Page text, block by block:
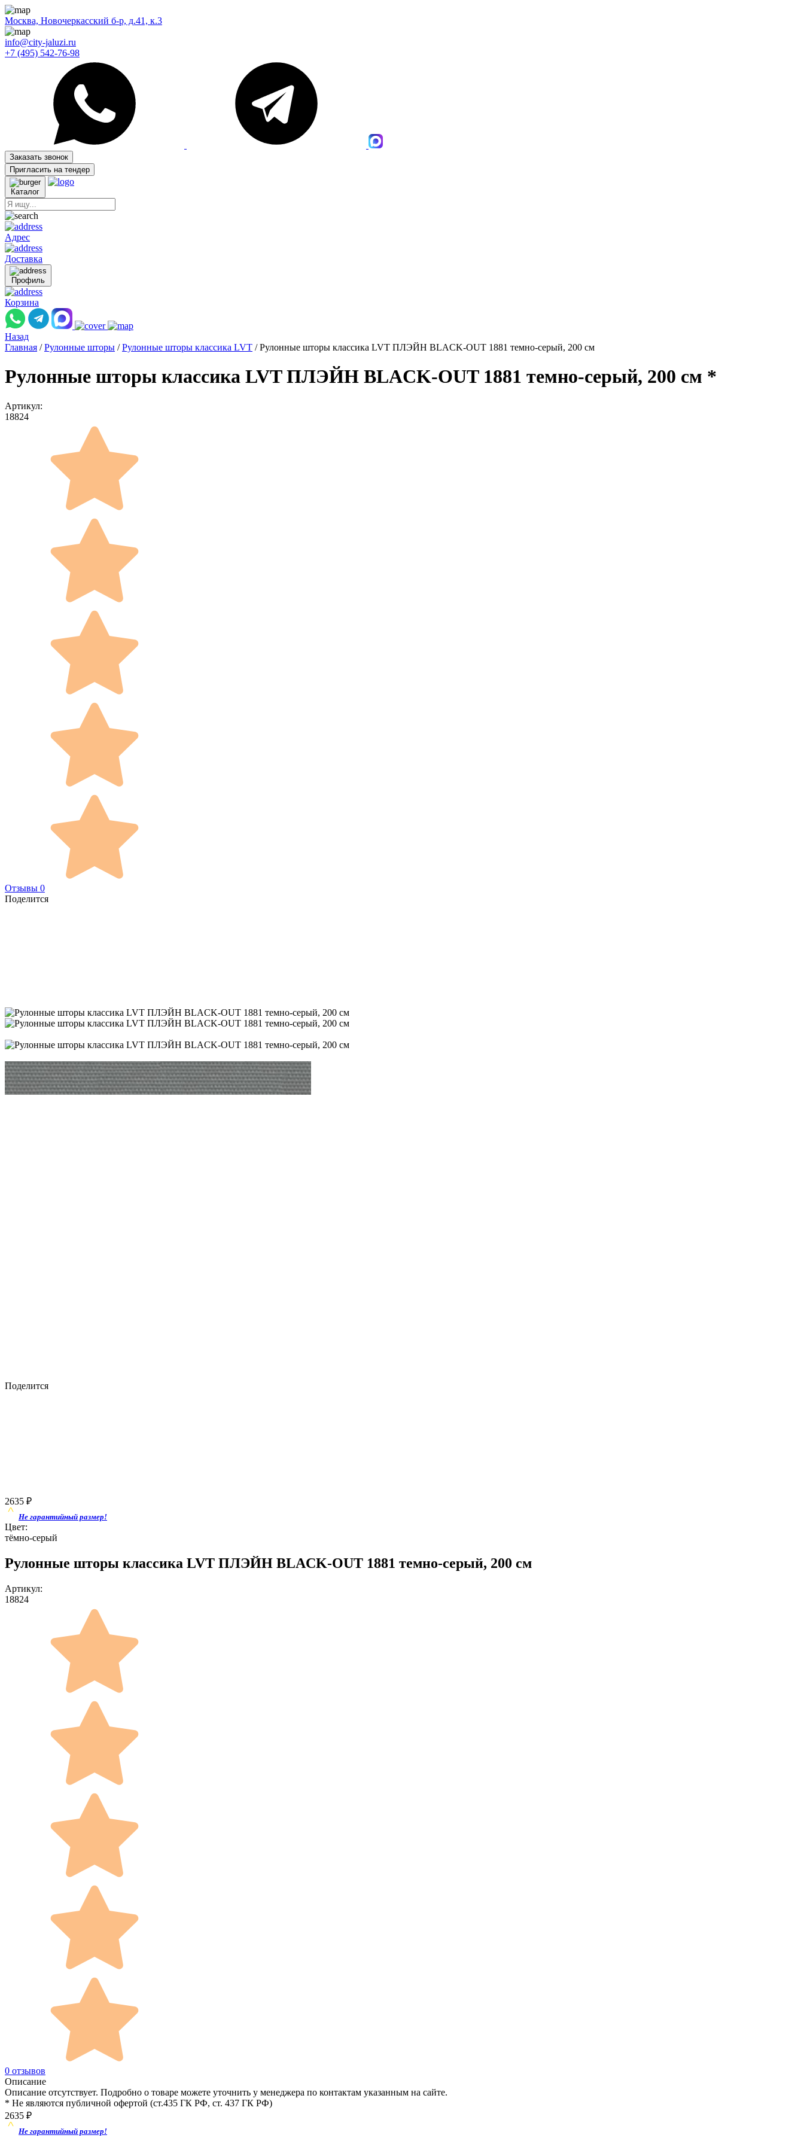
Москва, Новочеркасский б-р, д.41, к.3
info@city-jaluzi.ru
+7 (495) 542-76-98
Заказать звонок
Пригласить на тендер
Каталог
Адрес
Доставка
Профиль
Корзина
Назад
Главная / Рулонные шторы / Рулонные шторы классика LVT / Рулонные шторы классика LVT ПЛЭЙН BLACK-OUT 1881 темно-серый, 200 см
Рулонные шторы классика LVT ПЛЭЙН BLACK-OUT 1881 темно-серый, 200 см *
Артикул:
18824
Отзывы 0
Поделится
Поделится
2635 ₽
Не гарантийный размер!
Цвет:
тёмно-серый
Рулонные шторы классика LVT ПЛЭЙН BLACK-OUT 1881 темно-серый, 200 см
Артикул:
18824
0 отзывов
Описание
Описание отсутствует. Подробно о товаре можете уточнить у менеджера по контактам указанным на сайте.
* Не являются публичной офертой (ст.435 ГК РФ, cт. 437 ГК РФ)
2635 ₽
Не гарантийный размер!